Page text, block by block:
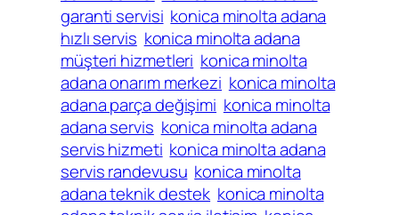
garanti servisi konica minolta adana
hızlı servis konica minolta adana
müşteri hizmetleri konica minolta
adana onarım merkezi konica minolta
adana parça değişimi konica minolta
adana servis konica minolta adana
servis hizmeti konica minolta adana
servis randevusu konica minolta
adana teknik destek konica minolta